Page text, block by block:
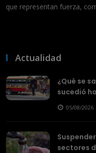
que representan fuerza,
Actualidad
¿Qué se
sucedió
05/08/2026
sectores